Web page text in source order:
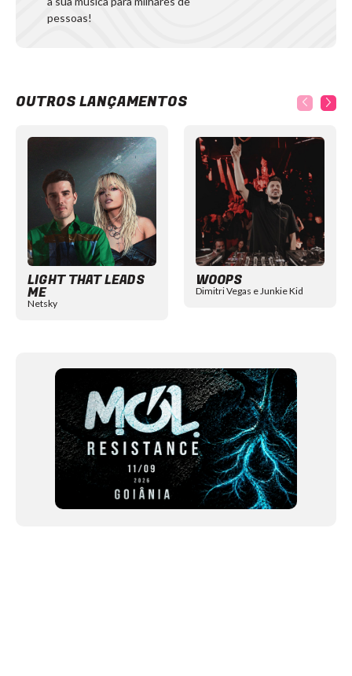
pessoas!
OUTROS LANÇAMENTOS
LIGHT THAT LEADS
ME
Netsky
WOOPS
Dimitri Vegas e Junkie Kid